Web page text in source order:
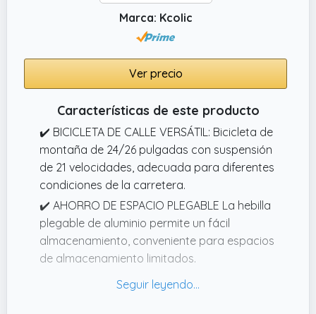
Marca: Kcolic
Ver precio
Características de este producto
✔️ BICICLETA DE CALLE VERSÁTIL: Bicicleta de
montaña de 24/26 pulgadas con suspensión
de 21 velocidades, adecuada para diferentes
condiciones de la carretera.
✔️ AHORRO DE ESPACIO PLEGABLE La hebilla
plegable de aluminio permite un fácil
almacenamiento, conveniente para espacios
de almacenamiento limitados.
✔️ Diseño elegante: apariencia moderna,